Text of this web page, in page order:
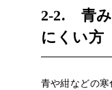
2-2. 青み
にくい方
青や紺などの